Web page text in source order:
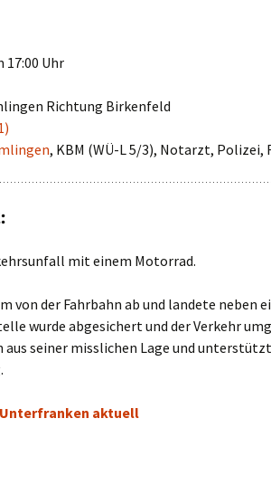
Einsätze 2016
Einsätze 2015
17:00 Uhr
Richtung Birkenfeld
, KBM (WÜ-L 5/3), Notarzt,
mit einem Motorrad.
von der Fahrbahn ab und landete neben
wurde abgesichert und der Verkehr
seiner misslichen Lage und
aktuell